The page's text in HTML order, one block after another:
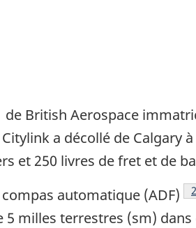
de British Aerospace
a décollé de Calgary
et 250 livres de fret et de
automatique (ADF)
2
milles terrestres (sm)